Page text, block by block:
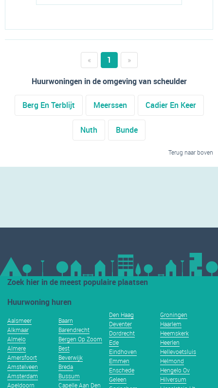
« 1
»
Huurwoningen in de omgeving van scheulder
Berg En Terblijt Meerssen Cadier En Keer
Nuth Bunde
Terug naar boven
Zoek hier in de meest populaire plaatsen
Huurwoning huren
Aalsmeer
Alkmaar
Almelo
Almere
Amersfoort
Amstelveen
Amsterdam
Apeldoorn
Baarn
Barendrecht
Bergen Op Zoom
Best
Beverwijk
Breda
Bussum
Capelle Aan Den
Den Haag
Deventer
Dordrecht
Ede
Eindhoven
Emmen
Enschede
Geleen
Groningen
Haarlem
Heemskerk
Heerlen
Hellevoetsluis
Helmond
Hengelo Ov
Hilversum